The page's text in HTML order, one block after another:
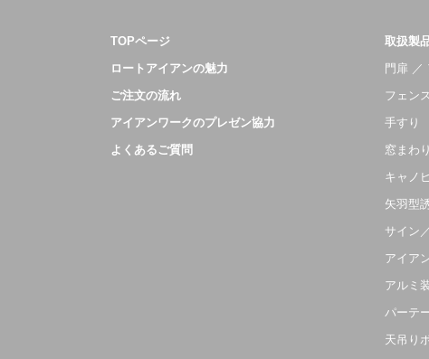
TOPページ
ロートアイアンの魅力
ご注文の流れ
アイアンワークのプレゼン協力
よくあるご質問
取扱製
門扉 ／
フェンス
手すり
窓まわり
キャノ
矢羽型
サイン
アイア
アルミ
パーテ
天吊り